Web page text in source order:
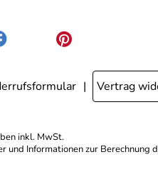
Vertrag
inkl. MwSt.
Informationen zur Berechnung